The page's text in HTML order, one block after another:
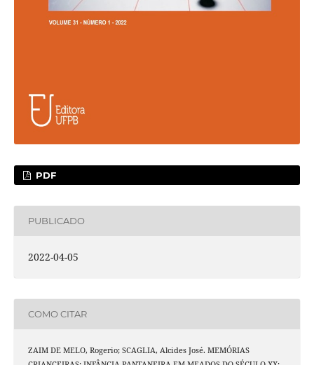
PDF
PUBLICADO
2022-04-05
COMO CITAR
ZAIM DE MELO, Rogerio; SCAGLIA, Alcides José. MEMÓRIAS